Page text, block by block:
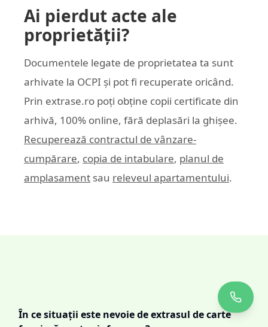
Ai pierdut acte ale
proprietății?
Documentele legate de proprietatea ta sunt
arhivate la OCPI și pot fi recuperate oricând.
Prin extrase.ro poți obține copii certificate din
arhivă, 100% online, fără deplasări la ghișee.
Recuperează contractul de vânzare-
cumpărare, copia de intabulare, planul de
amplasament sau releveul apartamentului.
În ce situații este nevoie de extrasul de carte